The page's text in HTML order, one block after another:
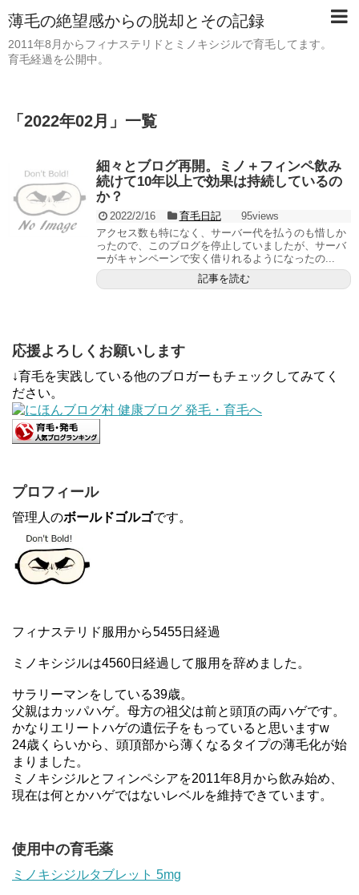
薄毛の絶望感からの脱却とその記録
2011年8月からフィナステリドとミノキシジルで育毛してます。
育毛経過を公開中。
「 2022年02月 」 一覧
細々とブログ再開。ミノ＋フィンペ飲み
続けて10年以上で効果は持続しているの
か？
2022/2/16 育毛日記
95views
アクセス数も特になく、サーバー代を払うのも惜しか
ったので、このブログを停止していましたが、サーバ
ーがキャンペーンで安く借りれるようになったの...
記事を読む
応援よろしくお願いします
↓育毛を実践している他のブロガーもチェックしてみてく
ださい。
プロフィール
管理人のボールドゴルゴです。
フィナステリド服用から5455日経過
ミノキシジルは4560日経過して服用を辞めました。
サラリーマンをしている39歳。
父親はカッパハゲ。母方の祖父は前と頭頂の両ハゲです。
かなりエリートハゲの遺伝子をもっていると思いますw
24歳くらいから、頭頂部から薄くなるタイプの薄毛化が始
まりました。
ミノキシジルとフィンペシアを2011年8月から飲み始め、
現在は何とかハゲではないレベルを維持できています。
使用中の育毛薬
ミノキシジルタブレット 5mg